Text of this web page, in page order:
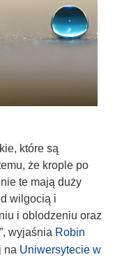
które są
że krople po
te mają duży
wilgocią i
i oblodzeniu oraz
wyjaśnia Robin
na Uniwersytecie w